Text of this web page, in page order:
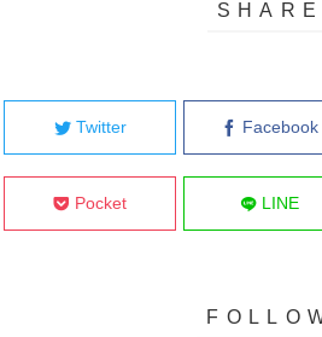
Twitter Facebook
Pocket LINE